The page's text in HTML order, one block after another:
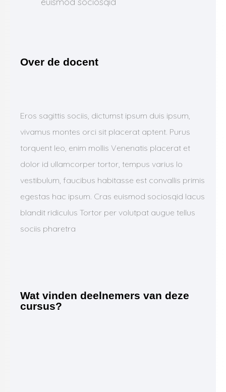
Over de docent
Eros sagittis sociis, dictumst ipsum duis ipsum,
vivamus montes orci sit placerat aptent. Purus
torquent leo, enim mollis Venenatis placerat et
dolor id ullamcorper tortor, tempus varius lo
vestibulum, faucibus habitasse est convallis primis
egestas hac ipsum. Cras euismod sociosqid lacus
blandit ridiculus Tortor per volutpat augue tellus
sociis pharetra
Wat vinden deelnemers van deze
cursus?